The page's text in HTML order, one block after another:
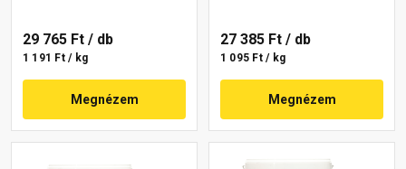
29 765 Ft / db
1 191 Ft / kg
Megnézem
27 385 Ft / db
1 095 Ft / kg
Megnézem